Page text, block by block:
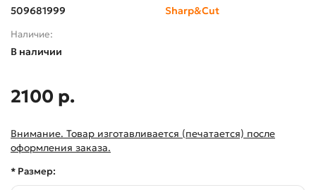
509681999 Sharp&Cut
Наличие:
В наличии
2100 р.
Внимание. Товар изготавливается (печатается) после
оформления заказа.
* Размер: